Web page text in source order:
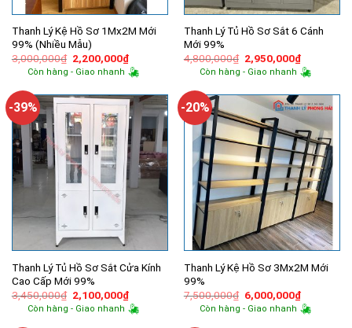
Thanh Lý Kệ Hồ Sơ 1Mx2M Mới
99% (Nhiều Mẫu)
3,000,000₫ Giá
gốc
là:
2,200,000₫Giá
hiện
tại
2,200,000₫.
Còn hàng - Giao nhanh
Thanh Lý Tủ Hồ Sơ Sắt 6 Cánh
Mới 99%
4,800,000₫ Giá
gốc
là:
2,950,000₫Giá
hiện
tại
Còn hàng - Giao nhanh
-39%
Thanh Lý Tủ Hồ Sơ Sắt Cửa Kính
Cao Cấp Mới 99%
3,450,000₫ Giá
gốc
là:
2,100,000₫Giá
hiện
tại
Còn hàng - Giao nhanh
-20%
Thanh Lý Kệ Hồ Sơ 3Mx2M Mới
99%
7,500,000₫ Giá
gốc
là:
6,000,000₫Giá
hiện
tại
Còn hàng - Giao nhanh